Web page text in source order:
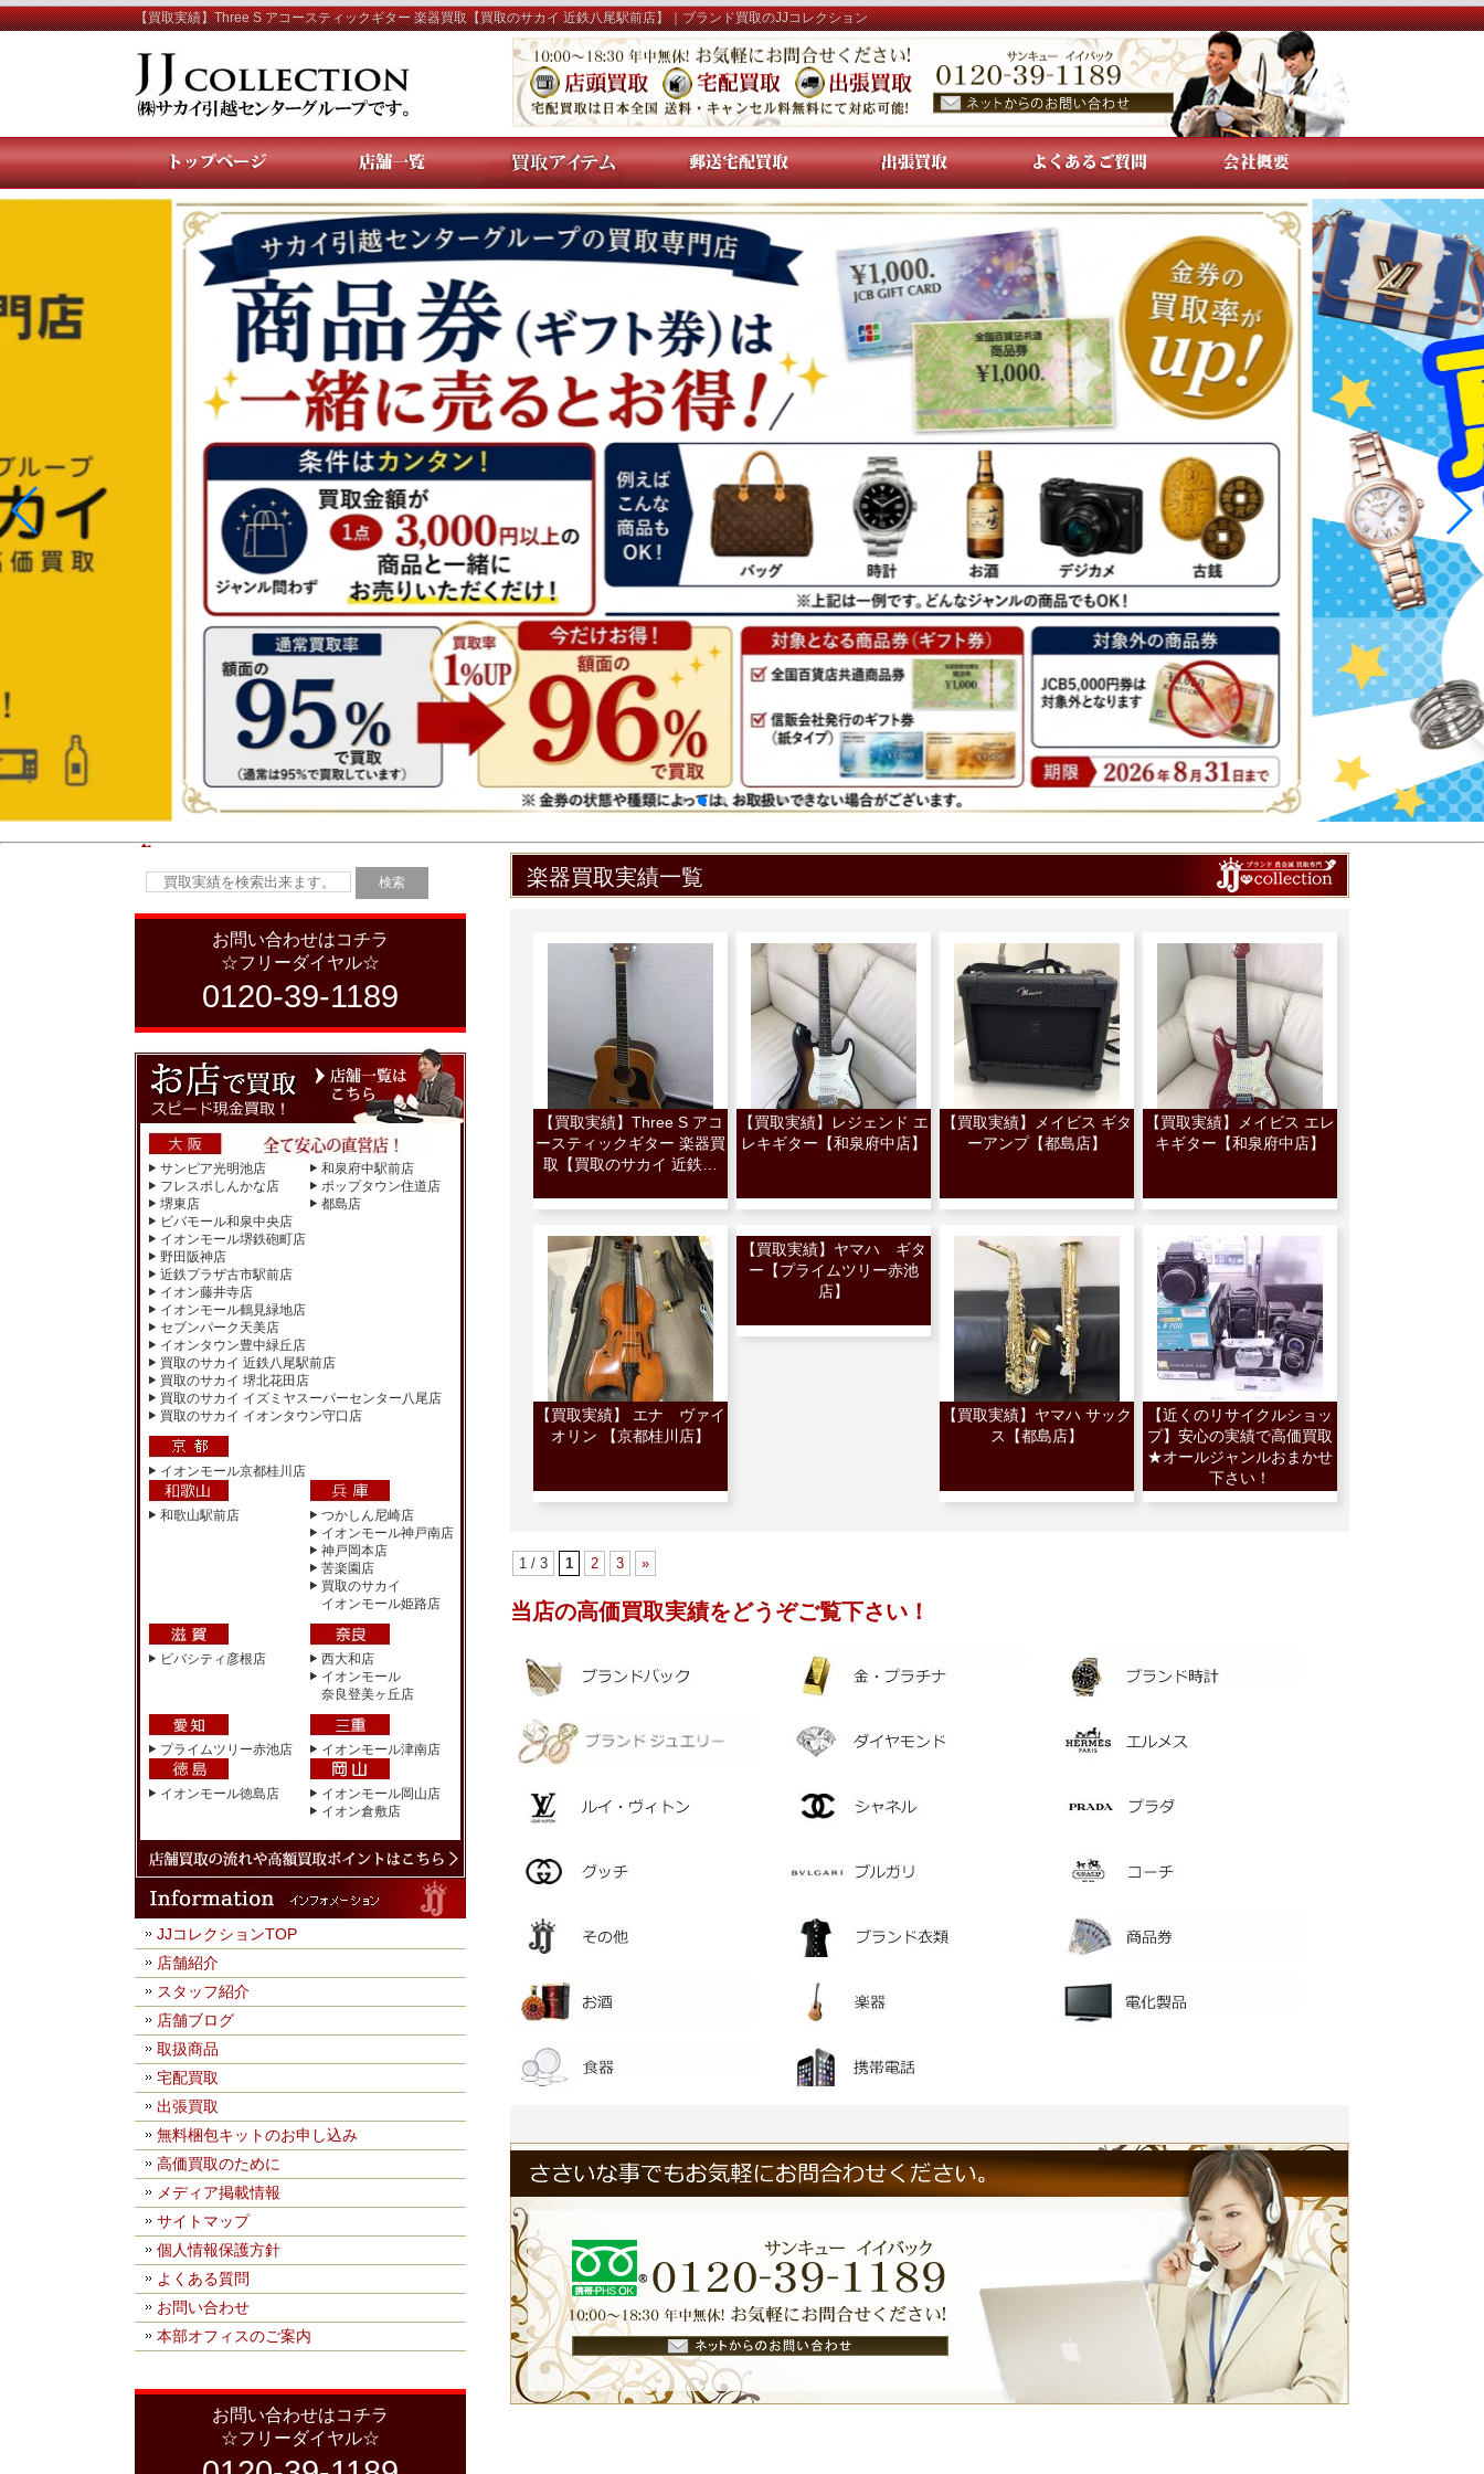
【買取実績】Three S アコースティックギター 楽器買取【買取のサカイ 近鉄八尾駅前店】｜ブランド買取のJJコレクション
お問い合わせはコチラ
☆フリーダイヤル☆
0120-39-1189
サンピア光明池店
フレスポしんかな店
堺東店
和泉府中駅前店
ポップタウン住道店
都島店
ビバモール和泉中央店
イオンモール堺鉄砲町店
野田阪神店
近鉄プラザ古市駅前店
イオン藤井寺店
イオンモール鶴見緑地店
セブンパーク天美店
イオンタウン豊中緑丘店
買取のサカイ 近鉄八尾駅前店
買取のサカイ 堺北花田店
買取のサカイ イズミヤスーパーセンター八尾店
買取のサカイ イオンタウン守口店
イオンモール京都桂川店
和歌山駅前店
つかしん尼崎店
イオンモール神戸南店
神戸岡本店
苦楽園店
買取のサカイ
イオンモール姫路店
ビバシティ彦根店
西大和店
イオンモール
奈良登美ヶ丘店
プライムツリー赤池店 イオンモール津南店
イオンモール徳島店
イオンモール岡山店
イオン倉敷店
JJコレクションTOP
店舗紹介
スタッフ紹介
店舗ブログ
取扱商品
宅配買取
出張買取
無料梱包キットのお申し込み
高価買取のために
メディア掲載情報
サイトマップ
個人情報保護方針
よくある質問
お問い合わせ
本部オフィスのご案内
お問い合わせはコチラ
☆フリーダイヤル☆
楽器買取実績一覧
【買取実績】Three S アコ
ースティックギター 楽器買
取【買取のサカイ 近鉄…
【買取実績】レジェンド エ
レキギター【和泉府中店】
【買取実績】メイビス ギタ
ーアンプ【都島店】
【買取実績】メイビス エレ
キギター【和泉府中店】
【買取実績】 エナ ヴァイ
オリン 【京都桂川店】
【買取実績】ヤマハ ギタ
ー【プライムツリー赤池
店】
【買取実績】ヤマハ サック
ス【都島店】
【近くのリサイクルショッ
プ】安心の実績で高価買取
★オールジャンルおまかせ
下さい！
1 / 3 1 2 3 »
当店の高価買取実績をどうぞご覧下さい！